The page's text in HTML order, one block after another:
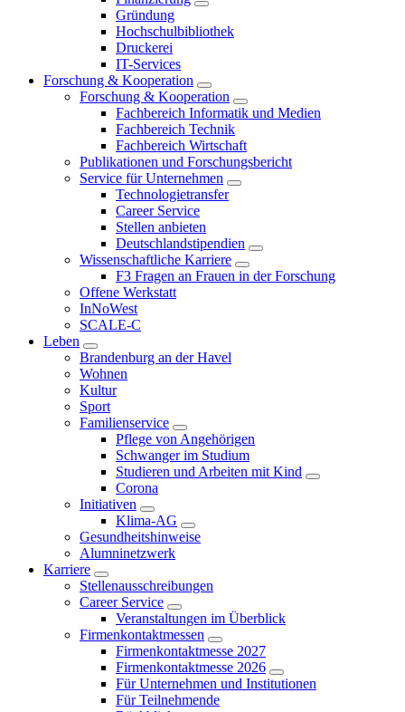
Gründung
Hochschulbibliothek
Druckerei
IT-Services
Forschung & Kooperation
Forschung & Kooperation
Fachbereich Informatik und Medien
Fachbereich Technik
Fachbereich Wirtschaft
Publikationen und Forschungsbericht
Service für Unternehmen
Technologietransfer
Career Service
Stellen anbieten
Deutschlandstipendien
Wissenschaftliche Karriere
F3 Fragen an Frauen in der Forschung
Offene Werkstatt
InNoWest
SCALE-C
Leben
Brandenburg an der Havel
Wohnen
Kultur
Sport
Familienservice
Pflege von Angehörigen
Schwanger im Studium
Studieren und Arbeiten mit Kind
Corona
Initiativen
Klima-AG
Gesundheitshinweise
Alumninetzwerk
Karriere
Stellenausschreibungen
Career Service
Veranstaltungen im Überblick
Firmenkontaktmessen
Firmenkontaktmesse 2027
Firmenkontaktmesse 2026
Für Unternehmen und Institutionen
Für Teilnehmende